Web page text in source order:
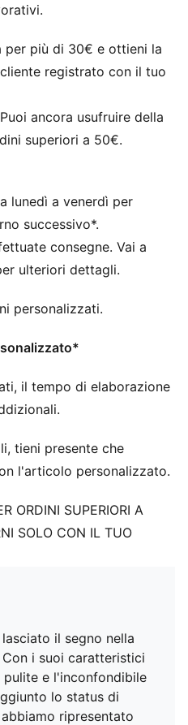
sfoggia i classici dettagli
per più di 30€ e ottieni la
registrato con il tuo
ancora usufruire della
superiori a 50€.
lunedì a venerdì per
successivo*.
consegne. Vai a
ulteriori dettagli.
personalizzati.
il tempo di elaborazione
tieni presente che
l'articolo personalizzato.
ORDINI SUPERIORI A
SOLO CON IL TUO
il segno nella
i suoi caratteristici
pulite e l'inconfondibile
lo status di
ripresentato